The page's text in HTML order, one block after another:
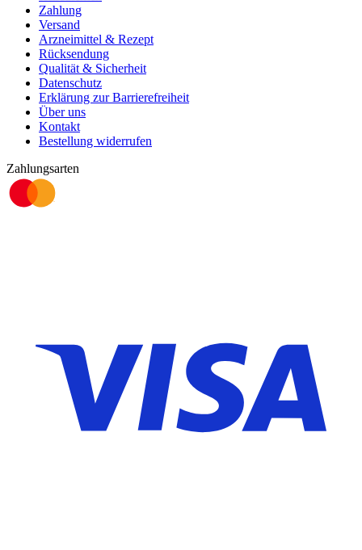
Zahlung
Versand
Arzneimittel & Rezept
Rücksendung
Qualität & Sicherheit
Datenschutz
Erklärung zur Barrierefreiheit
Über uns
Kontakt
Bestellung widerrufen
Zahlungsarten